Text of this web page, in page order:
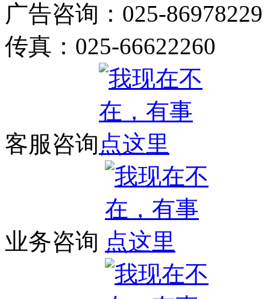
广告咨询：025-86978229
传真：025-66622260
客服咨询
业务咨询